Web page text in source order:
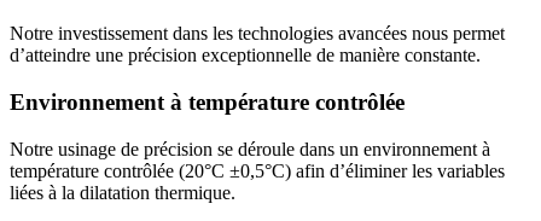
Notre investissement dans les technologies avancées nous permet
d’atteindre une précision exceptionnelle de manière constante.
Environnement à température contrôlée
Notre usinage de précision se déroule dans un environnement à
température contrôlée (20°C ±0,5°C) afin d’éliminer les variables
liées à la dilatation thermique.